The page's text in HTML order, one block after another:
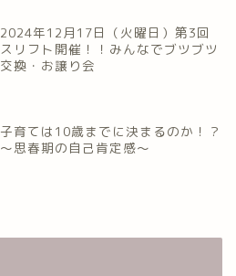
2024年12月17日（火曜日）第3回
スリフト開催！！みんなでブツブツ
交換・お譲り会
子育ては10歳までに決まるのか！？
～思春期の自己肯定感～